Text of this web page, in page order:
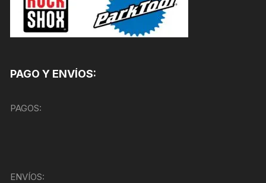
PAGO Y ENVÍOS:
PAGOS:
ENVÍOS: